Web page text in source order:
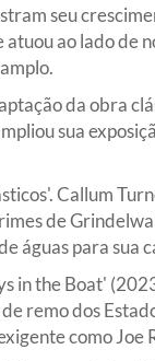
seu
ao lado de
da obra
sua
Callum
de
águas para sua
in the Boat'
remo dos
como Joe